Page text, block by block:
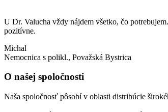
U Dr. Valucha vždy nájdem všetko, čo
pozitívne.
Michal
Nemocnica s polikl., Považská Bystrica
O našej spoločnosti
Naša spoločnosť pôsobí v oblasti distribúcie